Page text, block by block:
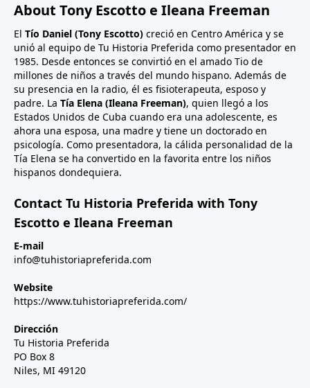
About Tony Escotto e Ileana Freeman
El Tío Daniel (Tony Escotto) creció en Centro América y se
unió al equipo de Tu Historia Preferida como presentador en
1985. Desde entonces se convirtió en el amado Tio de
millones de niños a través del mundo hispano. Además de
su presencia en la radio, él es fisioterapeuta, esposo y
padre. La Tía Elena (Ileana Freeman), quien llegó a los
Estados Unidos de Cuba cuando era una adolescente, es
ahora una esposa, una madre y tiene un doctorado en
psicología. Como presentadora, la cálida personalidad de la
Tía Elena se ha convertido en la favorita entre los niños
hispanos dondequiera.
Contact Tu Historia Preferida with Tony
Escotto e Ileana Freeman
E-mail
info@tuhistoriapreferida.com
Website
https://www.tuhistoriapreferida.com/
Dirección
Tu Historia Preferida
PO Box 8
Niles, MI 49120